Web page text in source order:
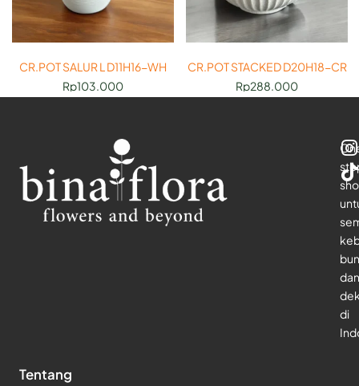
CR.POT SALUR L D11H16-WH
Rp103.000
CR.POT STACKED D20H18-CR
Rp288.000
dan
di
Tentang